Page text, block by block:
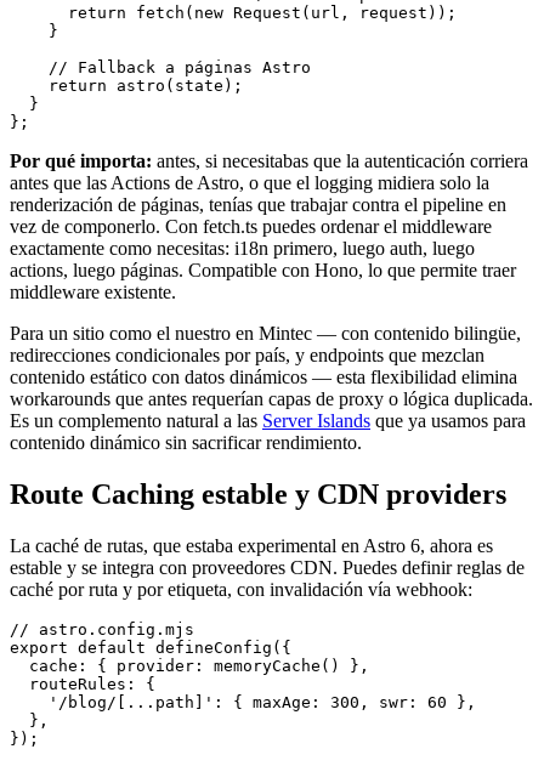
      return fetch(new Request(url, request));
    }
    // Fallback a páginas Astro
    return astro(state);
  }
Por qué importa: antes, si necesitabas que la autenticación corriera
antes que las Actions de Astro, o que el logging midiera solo la
renderización de páginas, tenías que trabajar contra el pipeline en
vez de componerlo. Con fetch.ts puedes ordenar el middleware
exactamente como necesitas: i18n primero, luego auth, luego
actions, luego páginas. Compatible con Hono, lo que permite traer
middleware existente.
Para un sitio como el nuestro en Mintec — con contenido bilingüe,
redirecciones condicionales por país, y endpoints que mezclan
contenido estático con datos dinámicos — esta flexibilidad elimina
workarounds que antes requerían capas de proxy o lógica duplicada.
Es un complemento natural a las Server Islands que ya usamos para
contenido dinámico sin sacrificar rendimiento.
Route Caching estable y CDN providers
La caché de rutas, que estaba experimental en Astro 6, ahora es
estable y se integra con proveedores CDN. Puedes definir reglas de
caché por ruta y por etiqueta, con invalidación vía webhook:
// astro.config.mjs
export default defineConfig({
  cache: { provider: memoryCache() },
  routeRules: {
    '/blog/[...path]': { maxAge: 300, swr: 60 },
  },